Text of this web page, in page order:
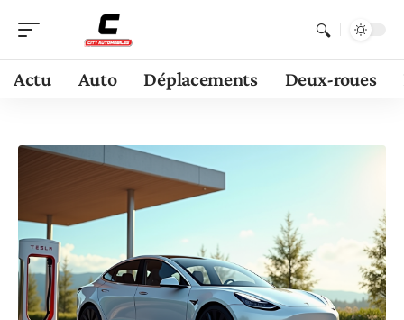
Actu Auto Déplacements Deux-roues